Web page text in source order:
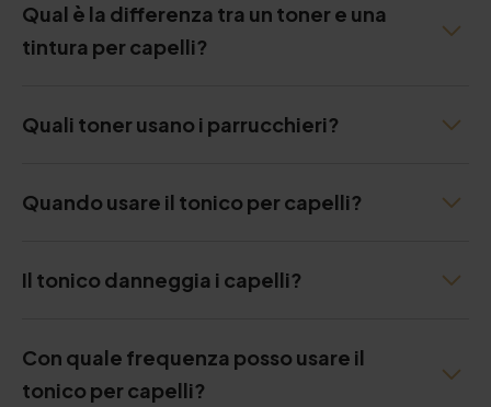
Qual è la differenza tra un toner e una
tintura per capelli?
Quali toner usano i parrucchieri?
Quando usare il tonico per capelli?
Il tonico danneggia i capelli?
Con quale frequenza posso usare il
tonico per capelli?